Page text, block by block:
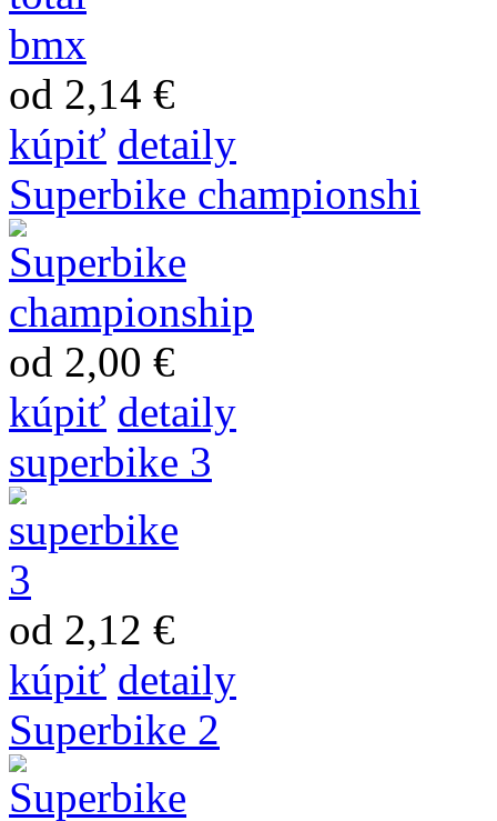
od 2,14 €
kúpiť detaily
Superbike championshi
od 2,00 €
kúpiť detaily
superbike 3
od 2,12 €
kúpiť detaily
Superbike 2